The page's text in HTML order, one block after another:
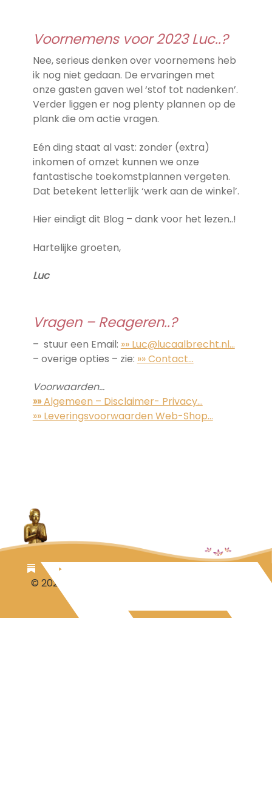
Voornemens voor 2023 Luc..?
Nee, serieus denken over voornemens heb
ik nog niet gedaan. De ervaringen met
onze gasten gaven wel ‘stof tot nadenken’.
Verder liggen er nog plenty plannen op de
plank die om actie vragen.
Eén ding staat al vast: zonder (extra)
inkomen of omzet kunnen we onze
fantastische toekomstplannen vergeten.
Dat betekent letterlijk ‘werk aan de winkel’.
Hier eindigt dit Blog – dank voor het lezen..!
Hartelijke groeten,
Luc
Vragen – Reageren..?
– stuur een Email: »» Luc@lucaalbrecht.nl…
– overige opties – zie: »» Contact…
Voorwaarden…
»»Algemeen – Disclaimer- Privacy…
»» Leveringsvoorwaarden Web-Shop…
© 2026 Luc Aalbrecht